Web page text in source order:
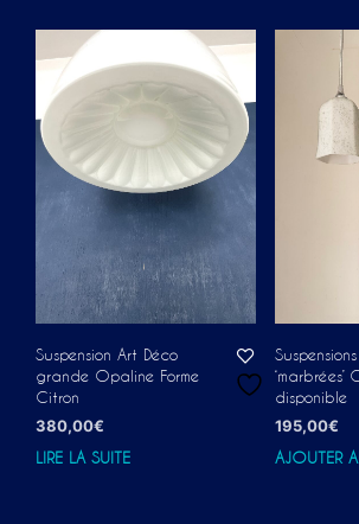
Suspension Art Déco
grande Opaline Forme
Citron
380,00€
LIRE LA SUITE
‘marbrées’
disponible
195,00€
AJOUTER